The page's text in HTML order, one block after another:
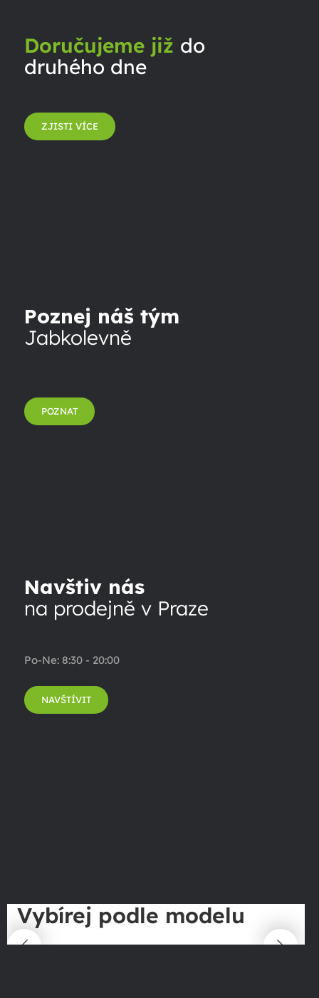
Doručujeme již do
druhého dne
ZJISTI VÍCE
Poznej náš tým
Jabkolevně
POZNAT
Navštiv nás
na prodejně v Praze
Po-Ne: 8:30 - 20:00
NAVŠTÍVIT
Vybírej podle modelu